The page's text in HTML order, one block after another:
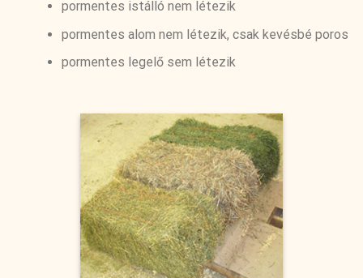
pormentes istálló nem létezik
pormentes alom nem létezik, csak kevésbé poros
pormentes legelő sem létezik